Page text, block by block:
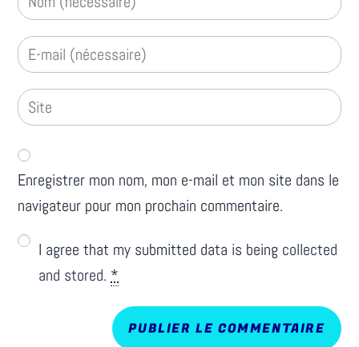
Enregistrer mon nom, mon e-mail et mon site dans le
navigateur pour mon prochain commentaire.
I agree that my submitted data is being collected
and stored. *